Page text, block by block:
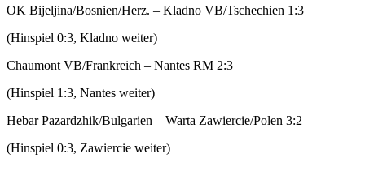
OK Bijeljina/Bosnien/Herz. – Kladno VB/Tschechien 1:3
(Hinspiel 0:3, Kladno weiter)
Chaumont VB/Frankreich – Nantes RM 2:3
(Hinspiel 1:3, Nantes weiter)
Hebar Pazardzhik/Bulgarien – Warta Zawiercie/Polen 3:2
(Hinspiel 0:3, Zawiercie weiter)